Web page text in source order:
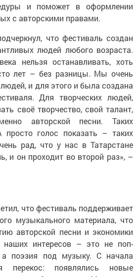
и поможет в оформлении
с авторскими правами.
что фестиваль создан
людей любого возраста.
нельзя останавливать, хоть
лет – без разницы. Мы очень
и для этого и была создана
Для творческих людей,
своё творчество, свой талант,
авторской песни. Таких
голос показать – таких
рад, что у нас в Татарстане
и он проходит во второй раз», –
что фестиваль поддерживает
музыкального материала, что
авторской песни и экономики
наших интересов – это не поп-
а поэзия под музыку. С начала
перекос: появлялись новые